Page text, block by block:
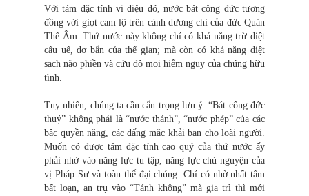
Với tám đặc tính vi diệu đó, nước bát công đức tương
đồng với giọt cam lộ trên cành dương chi của đức Quán
Thế Âm. Thứ nước này không chỉ có khả năng trừ diệt
cấu uế, dơ bẩn của thế gian; mà còn có khả năng diệt
sạch não phiền và cứu độ mọi hiểm nguy của chúng hữu
tình.
Tuy nhiên, chúng ta cần cẩn trọng lưu ý. “Bát công đức
thuỷ” không phải là “nước thánh”, “nước phép” của các
bậc quyền năng, các đấng mặc khải ban cho loài người.
Muốn có được tám đặc tính cao quý của thứ nước ấy
phải nhờ vào năng lực tu tập, năng lực chú nguyện của
vị Pháp Sư và toàn thể đại chúng. Chỉ có nhờ nhất tâm
bất loạn, an trụ vào “Tánh không” mà gia trì thì mới